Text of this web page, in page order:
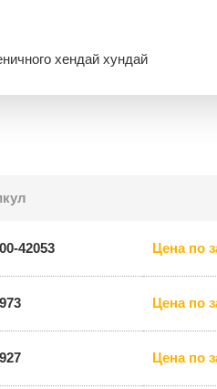
хендай хундай
42053 Цена по
Цена по
Цена по